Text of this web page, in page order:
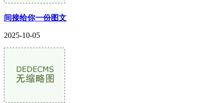
间接给你一份图文
2025-10-05